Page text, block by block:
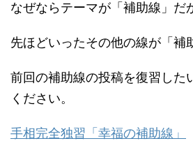
なぜならテーマが「補助線」だ
先ほどいったその他の線が「補
前回の補助線の投稿を復習した
ください。
手相完全独習「幸福の補助線」